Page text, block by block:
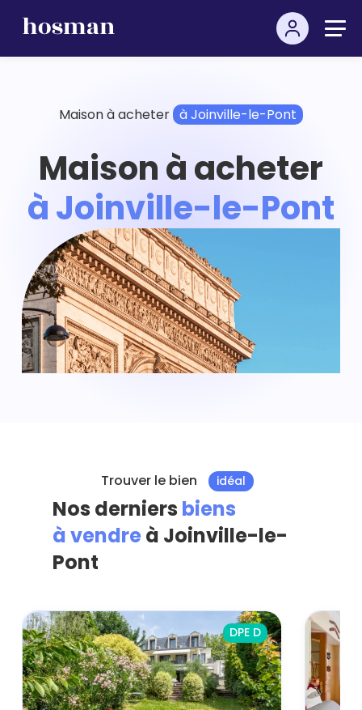
Maison à acheter à Joinville-le-Pont
Maison à acheter
à Joinville-le-Pont
Trouver le bien idéal
Nos derniers biens
à vendre à Joinville-le-
Pont
DPE D